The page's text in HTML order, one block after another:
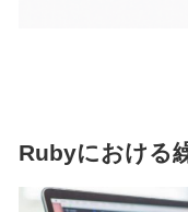
Rubyにおける